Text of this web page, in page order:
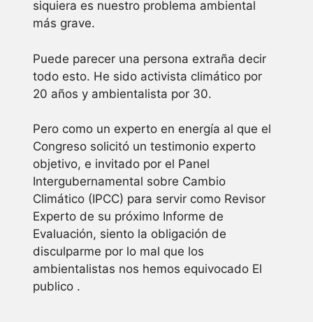
siquiera es nuestro problema ambiental
más grave.
Puede parecer una persona extraña decir
todo esto. He sido activista climático por
20 años y ambientalista por 30.
Pero como un experto en energía al que el
Congreso solicitó un testimonio experto
objetivo, e invitado por el Panel
Intergubernamental sobre Cambio
Climático (IPCC) para servir como Revisor
Experto de su próximo Informe de
Evaluación, siento la obligación de
disculparme por lo mal que los
ambientalistas nos hemos equivocado El
publico .